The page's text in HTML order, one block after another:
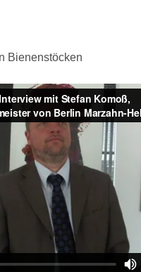
Bienenstöcken